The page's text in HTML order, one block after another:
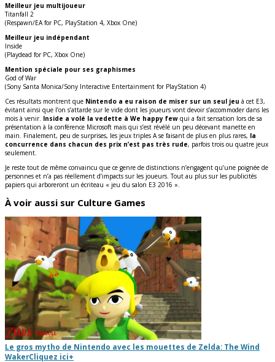
Meilleur jeu multijoueur
Titanfall 2
(Respawn/EA for PC, PlayStation 4, Xbox One)
Meilleur jeu indépendant
Inside
(Playdead for PC, Xbox One)
Mention spéciale pour ses graphismes
God of War
(Sony Santa Monica/Sony Interactive Entertainment for PlayStation 4)
Ces résultats montrent que Nintendo a eu raison de miser sur un seul jeu à cet E3,
évitant ainsi que l’on s’attarde sur le vide dont les joueurs vont devoir s’accommoder dans les
mois à venir. Inside a volé la vedette à We happy few qui a fait sensation lors de sa
présentation à la conférence Microsoft mais qui s’est révélé un peu décevant manette en
main. Finalement, peu de surprises, les jeux triples A se faisant de plus en plus rares, la
concurrence dans chacun des prix n’est pas très rude, parfois trois ou quatre jeux
seulement.
Je reste tout de même convaincu que ce genre de distinctions n’engagent qu’une poignée de
personnes et n’a pas réellement d’impacts sur les joueurs. Tout au plus sur les publicités
papiers qui arboreront un écriteau « jeu du salon E3 2016 ».
À voir aussi sur Culture Games
Le gros mytho de Nintendo avec les mouettes de Zelda: The Wind
WakerCliquez ici+